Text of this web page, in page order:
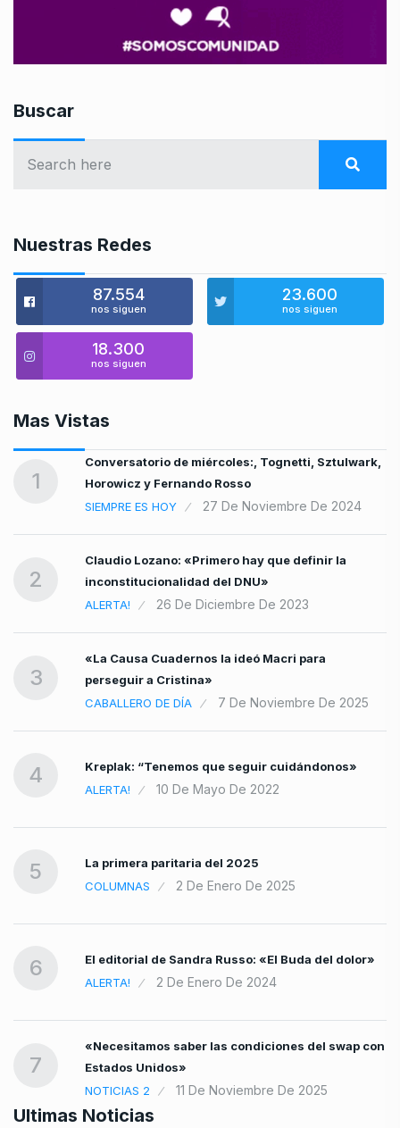
Buscar
Nuestras Redes
87.554
nos siguen
23.600
nos siguen
18.300
nos siguen
Mas Vistas
1
Conversatorio de miércoles:, Tognetti, Sztulwark,
Horowicz y Fernando Rosso
SIEMPRE ES HOY
27 De Noviembre De 2024
2
Claudio Lozano: «Primero hay que definir la
inconstitucionalidad del DNU»
ALERTA!
26 De Diciembre De 2023
3
«La Causa Cuadernos la ideó Macri para
perseguir a Cristina»
CABALLERO DE DÍA
7 De Noviembre De 2025
4
Kreplak: “Tenemos que seguir cuidándonos»
ALERTA!
10 De Mayo De 2022
5
La primera paritaria del 2025
COLUMNAS
2 De Enero De 2025
6
El editorial de Sandra Russo: «El Buda del dolor»
ALERTA!
2 De Enero De 2024
7
«Necesitamos saber las condiciones del swap con
Estados Unidos»
NOTICIAS 2
11 De Noviembre De 2025
Ultimas Noticias